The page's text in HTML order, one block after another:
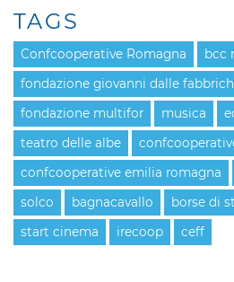
TAGS
Confcooperative Romagna bcc
fondazione giovanni dalle
fondazione multifor musica
teatro delle albe
confcooperative emilia romagna
solco bagnacavallo borse di
start cinema irecoop ceff